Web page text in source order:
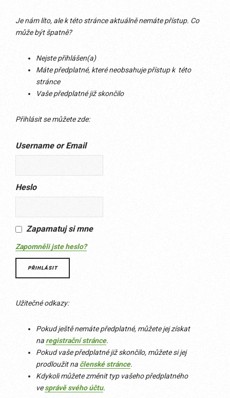
Je nám líto, ale k této stránce aktuálně nemáte přístup. Co
může být špatně?
Nejste přihlášen(a)
Máte předplatné, které neobsahuje přístup k této
stránce
Vaše předplatné již skončilo
Přihlásit se můžete zde:
Username or Email
Heslo
Zapamatuj si mne
Zapomněli jste heslo?
Užitečné odkazy:
Pokud ještě nemáte předplatné, můžete jej získat
naregistrační stránce.
Pokud vaše předplatné již skončilo, můžete si jej
prodloužit na členské stránce.
Kdykoli můžete změnit typ vašeho předplatného
vesprávě svého účtu.